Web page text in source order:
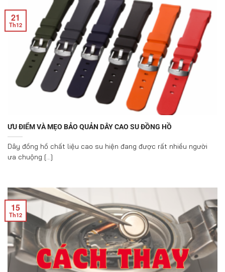
ƯU ĐIỂM VÀ MẸO BẢO QUẢN DÂY CAO SU ĐỒNG HỒ
Dây đồng hồ chất liệu cao su hiện đang được rất nhiều người
ưa chuộng [...]
21
Th12
15
Th12